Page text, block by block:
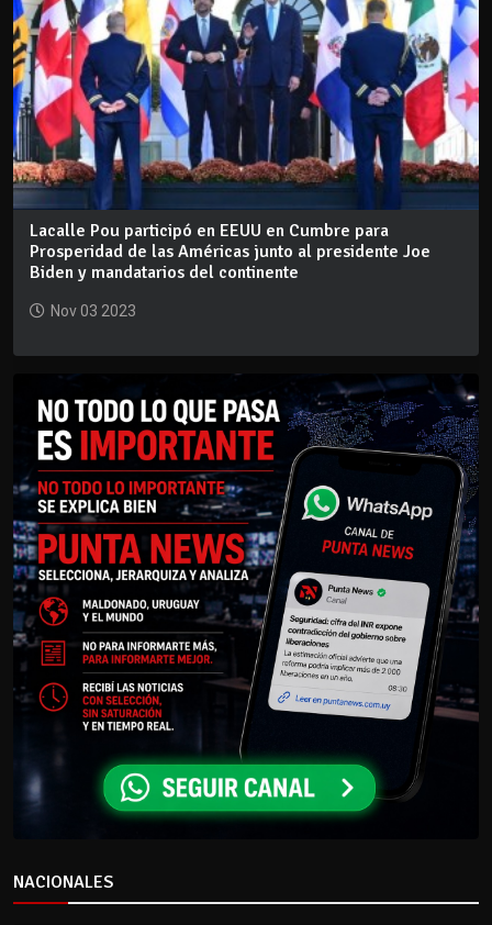
Lacalle Pou participó en EEUU en Cumbre para
Prosperidad de las Américas junto al presidente Joe
Biden y mandatarios del continente
Nov 03 2023
NACIONALES